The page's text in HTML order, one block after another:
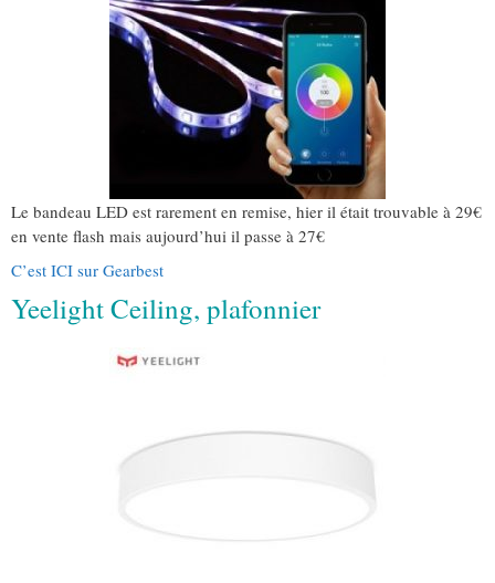
Le bandeau LED est rarement en remise, hier il était trouvable à 29€
en vente flash mais aujourd’hui il passe à 27€
C’est ICI sur Gearbest
Yeelight Ceiling, plafonnier